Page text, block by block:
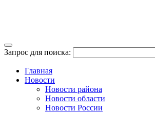
Запрос для поиска:
Главная
Новости
Новости района
Новости области
Новости России